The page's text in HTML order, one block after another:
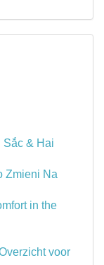
& Hai
Zmieni Na
in the
voor